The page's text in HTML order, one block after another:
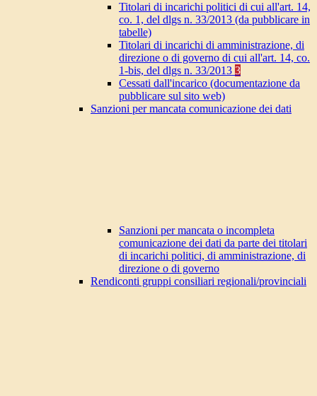
Titolari di incarichi politici di cui all'art. 14,
co. 1, del dlgs n. 33/2013 (da pubblicare in
tabelle)
Titolari di incarichi di amministrazione, di
direzione o di governo di cui all'art. 14, co.
1-bis, del dlgs n. 33/2013 3
Cessati dall'incarico (documentazione da
pubblicare sul sito web)
Sanzioni per mancata comunicazione dei dati
Sanzioni per mancata o incompleta
comunicazione dei dati da parte dei titolari
di incarichi politici, di amministrazione, di
direzione o di governo
Rendiconti gruppi consiliari regionali/provinciali